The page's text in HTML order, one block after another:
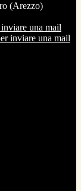
(Arezzo)
una mail
inviare una mail